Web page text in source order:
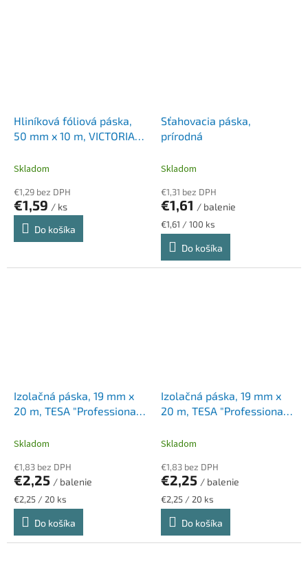
Hliníková fóliová páska,
50 mm x 10 m, VICTORIA
Skladom
€1,29 bez DPH
€1,59 / ks
Do košíka
Sťahovacia páska,
prírodná
Skladom
€1,31 bez DPH
€1,61 / balenie
Jednotková
cena:
€1,61 / 100 ks
Do košíka
Izolačná páska, 19 mm x
20 m, TESA "Professional",
Skladom
€1,83 bez DPH
€2,25 / balenie
Jednotková
cena:
€2,25 / 20 ks
Do košíka
Izolačná páska, 19 mm x
20 m, TESA "Professional",
Skladom
€1,83 bez DPH
€2,25 / balenie
Jednotková
cena:
€2,25 / 20 ks
Do košíka